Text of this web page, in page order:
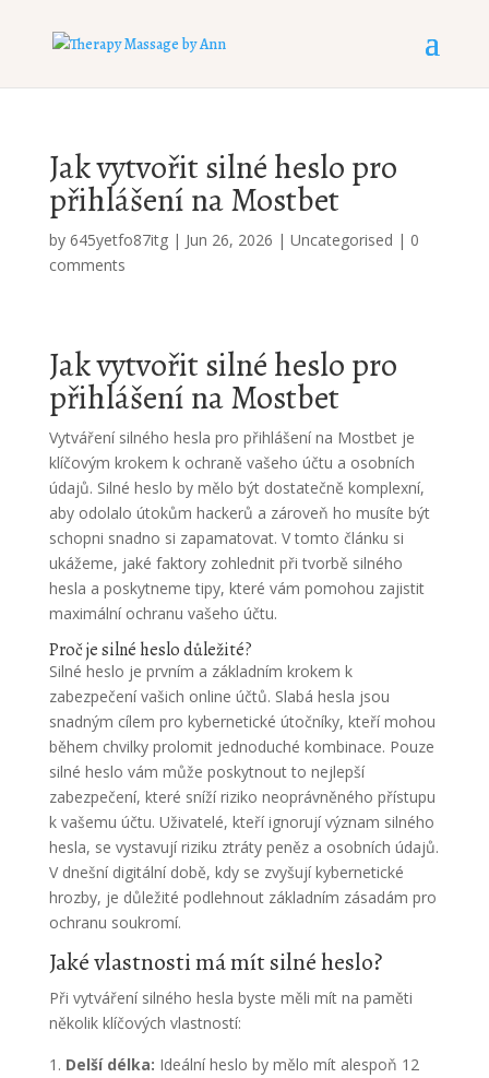
Jak vytvořit silné heslo pro
přihlášení na Mostbet
by 645yetfo87itg| Jun 26, 2026 | Uncategorised | 0
comments
Jak vytvořit silné heslo pro
přihlášení na Mostbet
Vytváření silného hesla pro přihlášení na Mostbet je
klíčovým krokem k ochraně vašeho účtu a osobních
údajů. Silné heslo by mělo být dostatečně komplexní,
aby odolalo útokům hackerů a zároveň ho musíte být
schopni snadno si zapamatovat. V tomto článku si
ukážeme, jaké faktory zohlednit při tvorbě silného
hesla a poskytneme tipy, které vám pomohou zajistit
maximální ochranu vašeho účtu.
Proč je silné heslo důležité?
Silné heslo je prvním a základním krokem k
zabezpečení vašich online účtů. Slabá hesla jsou
snadným cílem pro kybernetické útočníky, kteří mohou
během chvilky prolomit jednoduché kombinace. Pouze
silné heslo vám může poskytnout to nejlepší
zabezpečení, které sníží riziko neoprávněného přístupu
k vašemu účtu. Uživatelé, kteří ignorují význam silného
hesla, se vystavují riziku ztráty peněz a osobních údajů.
V dnešní digitální době, kdy se zvyšují kybernetické
hrozby, je důležité podlehnout základním zásadám pro
ochranu soukromí.
Jaké vlastnosti má mít silné heslo?
Při vytváření silného hesla byste měli mít na paměti
několik klíčových vlastností:
Delší délka: Ideální heslo by mělo mít alespoň 12